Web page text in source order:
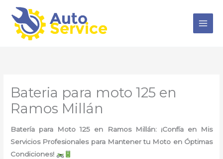
contenido
Bateria para moto 125 en
Ramos Millán
Batería para Moto 125 en Ramos Millán: ¡Confía en Mis
Servicios Profesionales para Mantener tu Moto en Óptimas
Condiciones!